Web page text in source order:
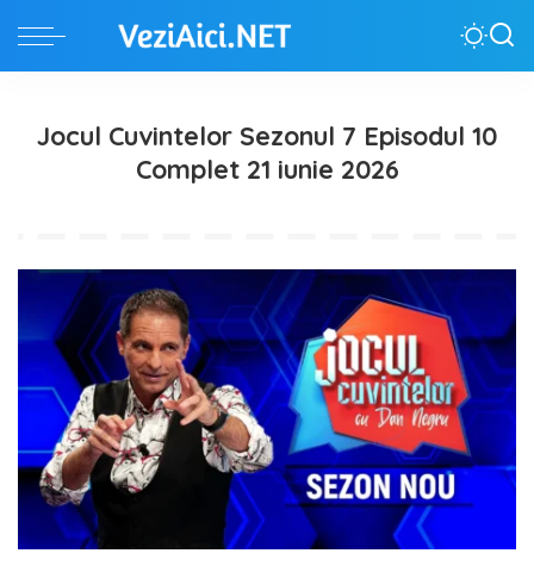
Jocul Cuvintelor Sezonul 7 Episodul 10
Complet 21 iunie 2026